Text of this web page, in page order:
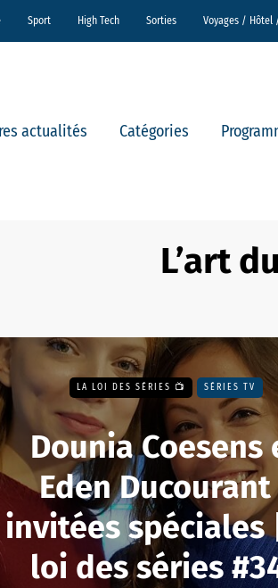
Sport High Tech Sorties Voyages / Hôtel
actualités Catégories
L’art
LA LOI DES SÉRIES 📺 SÉRIES TV
Dounia Coesens
Eden
invitées spéciales
loi des séries